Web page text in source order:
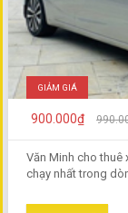
GIẢM GIÁ
900.000₫
Văn Minh cho thuê
chạy nhất trong